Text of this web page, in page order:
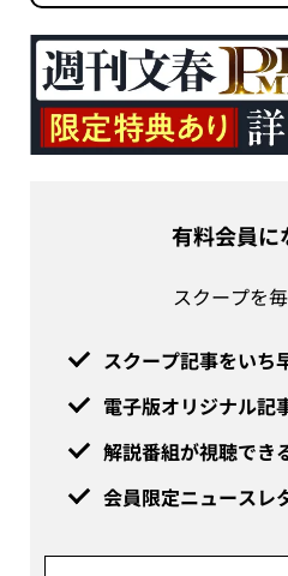
有料会員
スクープを
スクープ記事をいち
電子版オリジナル記
解説番組が視聴でき
会員限定ニュースレ